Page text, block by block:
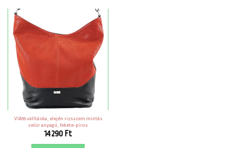
VIA55 válltáska, elején rizsszem mintás
velúr anyagú, fekete-piros
14290 Ft